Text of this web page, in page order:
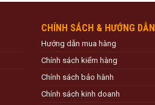
CHÍNH SÁCH & HƯỚNG DẪN
Hướng dẫn mua hàng
Chính sách kiểm hàng
Chính sách bảo hành
Chính sách kinh doanh